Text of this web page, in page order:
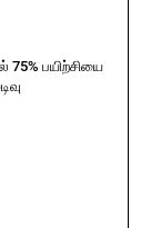
பயிற்சியை